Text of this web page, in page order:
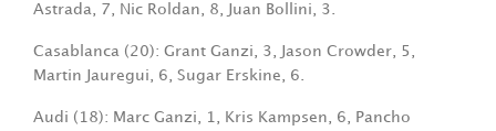
Astrada, 7, Nic Roldan, 8, Juan Bollini, 3.
Casablanca (20): Grant Ganzi, 3, Jason Crowder, 5,
Martin Jauregui, 6, Sugar Erskine, 6.
Audi (18): Marc Ganzi, 1, Kris Kampsen, 6, Pancho